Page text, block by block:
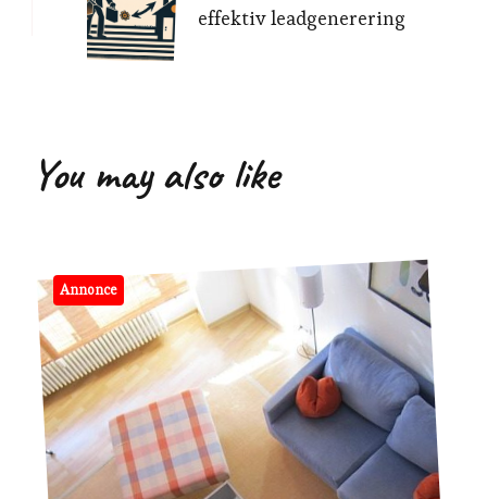
effektiv leadgenerering
You may also like
Annonce